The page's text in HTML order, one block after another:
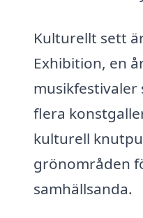
Kulturellt sett
Exhibition, en
musikfestivaler
flera
kulturell
grönområden
samhällsanda.